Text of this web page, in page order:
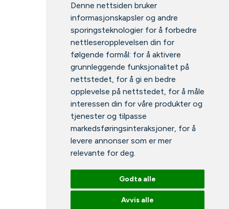
Denne nettsiden bruker
informasjonskapsler og andre
sporingsteknologier for å forbedre
nettleseropplevelsen din for
følgende formål: for å aktivere
grunnleggende funksjonalitet på
nettstedet, for å gi en bedre
opplevelse på nettstedet, for å måle
interessen din for våre produkter og
tjenester og tilpasse
markedsføringsinteraksjoner, for å
levere annonser som er mer
relevante for deg.
Godta alle
Avvis alle